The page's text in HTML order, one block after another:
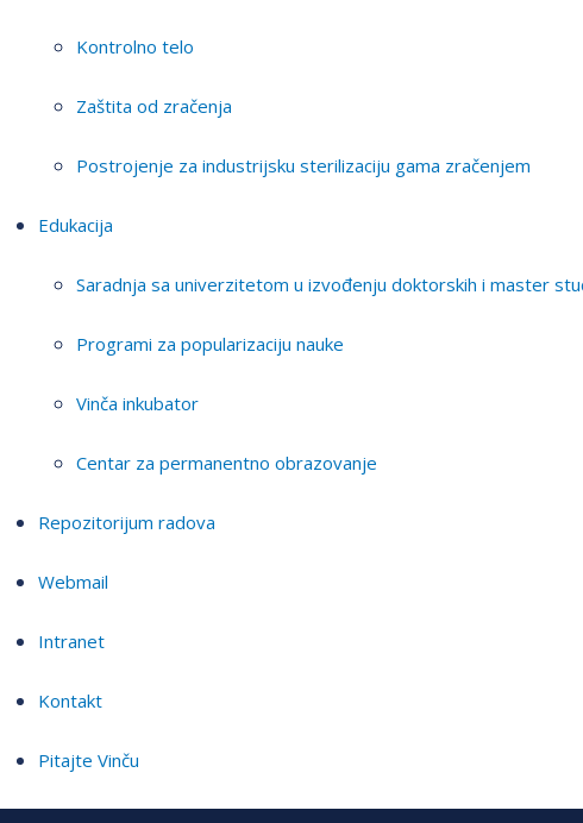
Kontrolno telo
Zaštita od zračenja
Postrojenje za industrijsku sterilizaciju gama zračenjem
Edukacija
Saradnja sa univerzitetom u izvođenju doktorskih i master
Programi za popularizaciju nauke
Vinča inkubator
Centar za permanentno obrazovanje
Repozitorijum radova
Webmail
Intranet
Kontakt
Pitajte Vinču